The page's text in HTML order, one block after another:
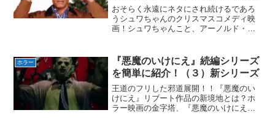
闘！？
おそらく永遠にネタにされ続けるであろ
うシュワちゃんのクリスマスコメディ映
画！シュワちゃんこと、アーノルド・シ
ンズ』・『キンガートン・コップ』・
『ジュニア』・『デーヴ』な...
ホラー
『悪魔のいけにえ』続編シリーズ
を簡単に紹介！（３）新シリーズ
王道のフリした邪道展開！！『悪魔のい
けにえ』リブート作品の新境地とは？ホ
ラー映画の金字塔、『悪魔のいけにえ』